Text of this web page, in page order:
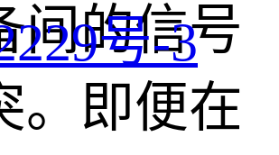
间的信号
。即便在
号-3